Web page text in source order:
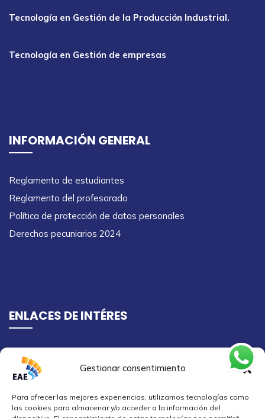
Gestionar consentimiento
Para ofrecer las mejores experiencias, utilizamos tecnologías como
las cookies para almacenar y/o acceder a la información del
Tecnología en Gestión de la Producción Industrial.
Tecnología en Gestión de empresas
INFORMACIÓN GENERAL
Reglamento de estudiantes
Reglamento del profesorado
Política de protección de datos personales
Derechos pecuniarios 2024
ENLACES DE INTÉRES
Ingreso campus virtual
Semilleros de investigación